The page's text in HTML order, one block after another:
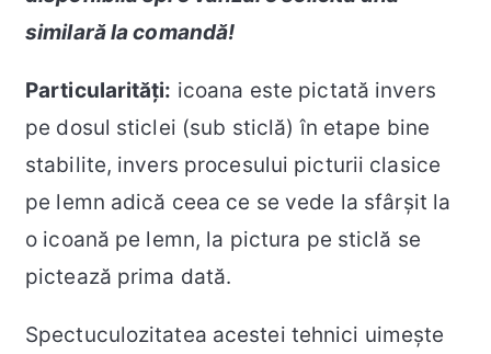
similară la comandă!
Particularități: icoana este pictată invers
pe dosul sticlei (sub sticlă) în etape bine
stabilite, invers procesului picturii clasice
pe lemn adică ceea ce se vede la sfârșit la
o icoană pe lemn, la pictura pe sticlă se
pictează prima dată.
Spectuculozitatea acestei tehnici uimește